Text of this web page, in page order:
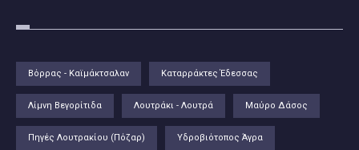
Βόρρας - Καϊμάκτσαλαν Καταρράκτες Έδεσσας
Λίμνη Βεγορίτιδα Λουτράκι - Λουτρά Μαύρο Δάσος
Πηγές Λουτρακίου (Πόζαρ) Υδροβιότοπος Άγρα